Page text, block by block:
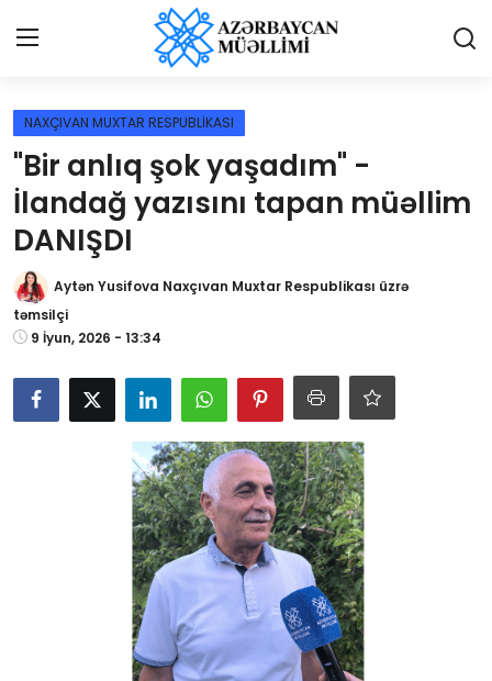
Giriş Qeydiyyat
Qəzetə elan ver
Əlaqə
Haqqımızda
Reklam və elan
Biz kimik?
Bütün xəbərlər
NAXÇIVAN MUXTAR RESPUBLİKASI
"Bir anlıq şok yaşadım" -
İlandağ yazısını tapan müəllim
DANIŞDI
Aytən Yusifova Naxçıvan Muxtar Respublikası üzrə
təmsilçi
9 İyun, 2026 - 13:34